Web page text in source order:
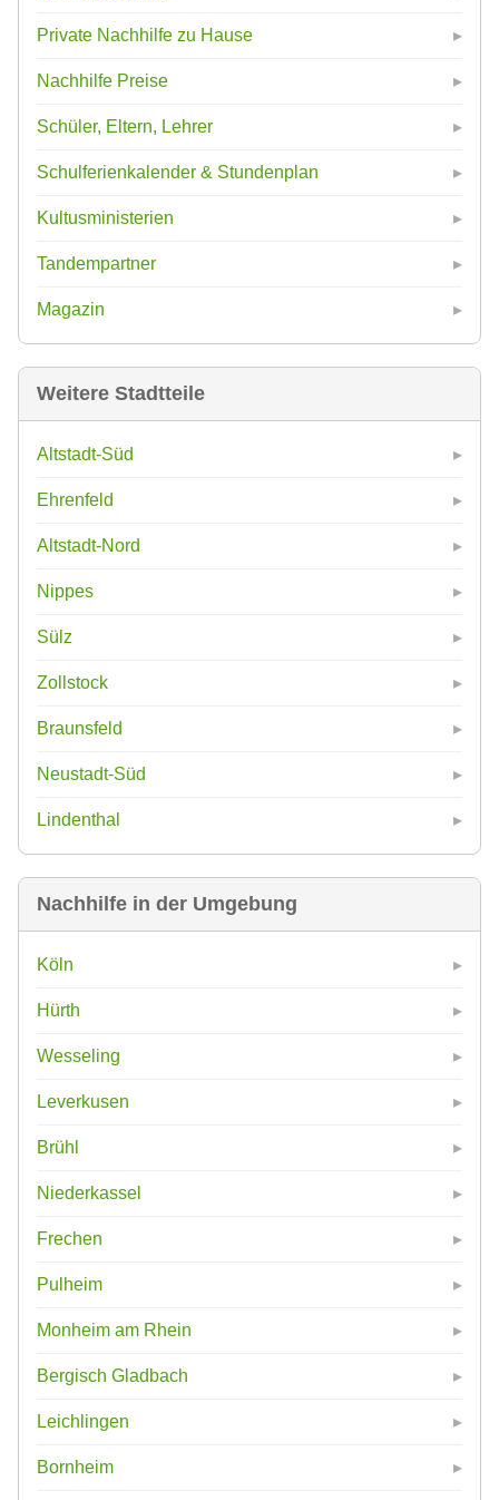
Private Nachhilfe zu Hause
Nachhilfe Preise
Schüler, Eltern, Lehrer
Schulferienkalender & Stundenplan
Kultusministerien
Tandempartner
Magazin
Weitere Stadtteile
Altstadt-Süd
Ehrenfeld
Altstadt-Nord
Nippes
Sülz
Zollstock
Braunsfeld
Neustadt-Süd
Lindenthal
Nachhilfe in der Umgebung
Köln
Hürth
Wesseling
Leverkusen
Brühl
Niederkassel
Frechen
Pulheim
Monheim am Rhein
Bergisch Gladbach
Leichlingen
Bornheim